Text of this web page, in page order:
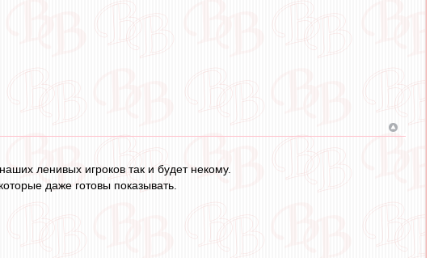
ленивых игроков так и будет некому.
даже готовы показывать.